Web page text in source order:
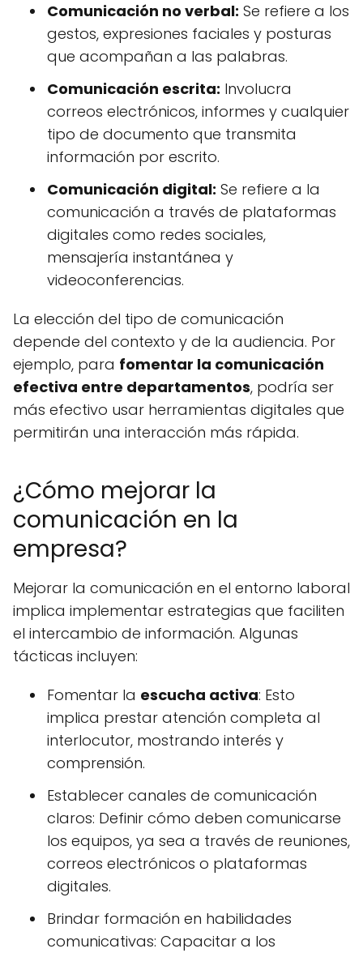
Comunicación no verbal: Se refiere a los
gestos, expresiones faciales y posturas
que acompañan a las palabras.
Comunicación escrita: Involucra
correos electrónicos, informes y cualquier
tipo de documento que transmita
información por escrito.
Comunicación digital: Se refiere a la
comunicación a través de plataformas
digitales como redes sociales,
mensajería instantánea y
videoconferencias.
La elección del tipo de comunicación
depende del contexto y de la audiencia. Por
ejemplo, para fomentar la comunicación
efectiva entre departamentos, podría ser
más efectivo usar herramientas digitales que
permitirán una interacción más rápida.
¿Cómo mejorar la
comunicación en la
empresa?
Mejorar la comunicación en el entorno laboral
implica implementar estrategias que faciliten
el intercambio de información. Algunas
tácticas incluyen:
Fomentar la escucha activa: Esto
implica prestar atención completa al
interlocutor, mostrando interés y
comprensión.
Establecer canales de comunicación
claros: Definir cómo deben comunicarse
los equipos, ya sea a través de reuniones,
correos electrónicos o plataformas
digitales.
Brindar formación en habilidades
comunicativas: Capacitar a los